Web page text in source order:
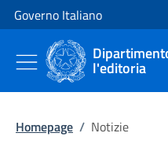
Vai al contenuto
Vai alla navigazione del sito
Governo Italiano
l'editoria
Homepage / Notizie